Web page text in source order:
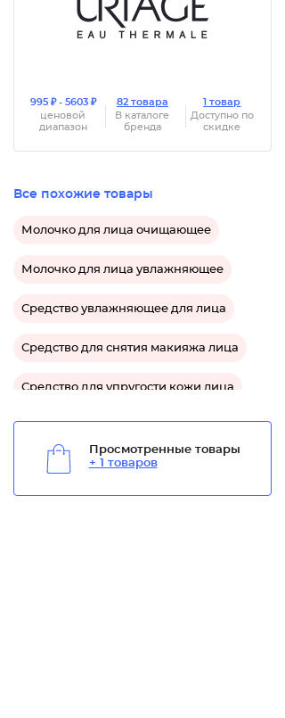
995 ₽ - 5603 ₽
ценовой
диапазон
82 товара
В каталоге
бренда
1 товар
Доступно по
скидке
Все похожие товары
Молочко для лица очищающее
Молочко для лица увлажняющее
Средство увлажняющее для лица
Средство для снятия макияжа лица
Средство для упругости кожи лица
Средство защитное для лица
Просмотренные товары
+ 1 товаров